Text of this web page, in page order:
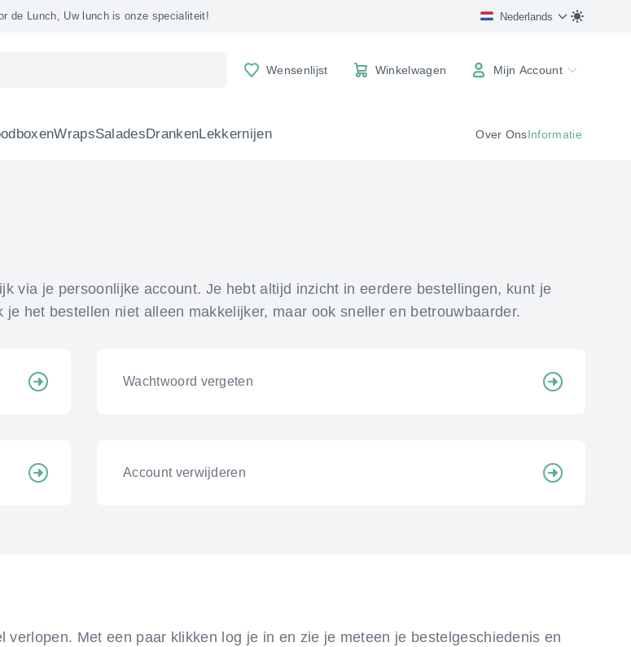
de Lunch, Uw lunch is onze specialiteit! Nederlands
Wensenlijst Winkelwagen
Winkelwagen Mijn Account
WrapsSaladesDrankenLekkernijen Over OnsInformatie
via je persoonlijke account. Je hebt altijd inzicht in eerdere bestellingen, kunt je
het bestellen niet alleen makkelijker, maar ook sneller en betrouwbaarder.
Wachtwoord vergeten
Account verwijderen
Met een paar klikken log je in en zie je meteen je bestelgeschiedenis en